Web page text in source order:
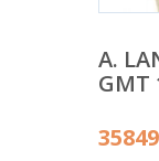
A.
GMT